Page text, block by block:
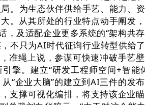
。为生态伙伴供给手艺、能力、
。从其所处的行业特点动手阐发
及适配企业更多系统的“架构共存
不只为AI时代征询行业转型供给
准绳上说，参谋可快速冲破手艺
擎。建立“研发工程师空间+智能
“企业大脑”的建立到AI三件的发
支撑可视化编排，将支持该企业